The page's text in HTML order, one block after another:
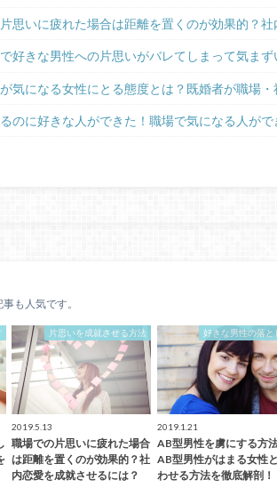
思いに疲れた場合は距離を置くのが効果的？
好きな男性への片思いがバレてしまって気ま
気になる女性にとる態度とは？既婚者が職場・
のに好きな人ができた！職場で気になる人が
も人気です。
片思いを成就させる方法
2019.5.13
職場での片思いに疲れた場合
は距離を置くのが効果的？社
内恋愛を成就させるには？
好きな男性の落と
2019.1.21
AB型男性を虜にする方法
AB型男性がはまる女性
わせる方法を徹底解剖！